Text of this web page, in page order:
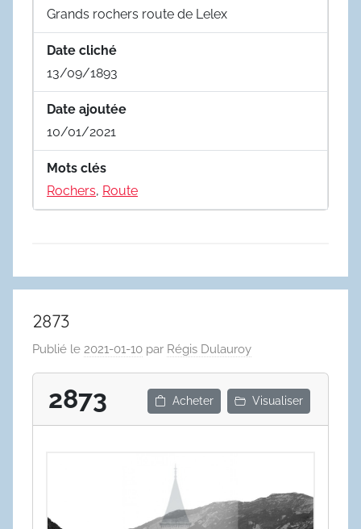
Grands rochers route de Lelex
Date cliché
13/09/1893
Date ajoutée
10/01/2021
Mots clés
Rochers, Route
2873
Publié le 2021-01-10 par Régis Dulauroy
2873 Acheter Visualiser